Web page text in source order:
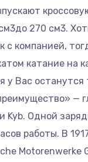
270 см3.
с компанией,
катание на
у Вас останутся
—
Kyb. Одной
работы. В
Motorenwerke